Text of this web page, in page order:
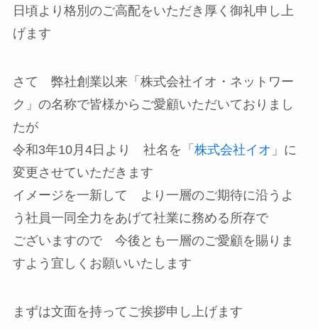
日頃より格別のご高配をいただき厚く御礼申し上
げます
さて 弊社創業以来「株式会社イオ・ネットワー
ク」の名称で皆様からご愛顧いただいておりまし
たが
令和3年10月4日より 社名を「 株式会社イオ 」に
変更させていただきます
イメージを一新して より一層のご期待に沿うよ
う社員一同全力をあげて社業に務める所存で
ございますので 今後とも一層のご愛顧を賜りま
すよう宜しくお願いいたします
まずは文面を持ってご挨拶申し上げます